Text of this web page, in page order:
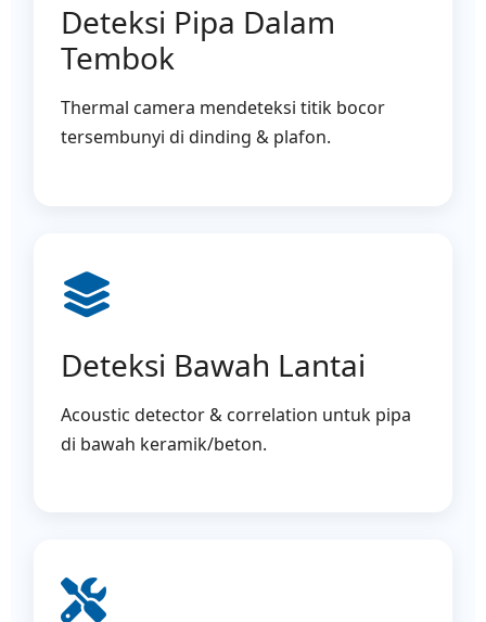
Deteksi Pipa Dalam
Tembok
Thermal camera mendeteksi titik bocor
tersembunyi di dinding & plafon.
Deteksi Bawah Lantai
Acoustic detector & correlation untuk pipa
di bawah keramik/beton.